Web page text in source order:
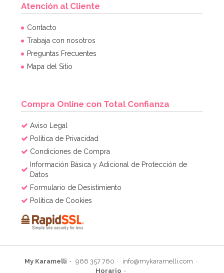
Atención al Cliente
Contacto
Trabaja con nosotros
Preguntas Frecuentes
Mapa del Sitio
Compra Online con Total Confianza
Aviso Legal
Política de Privacidad
Condiciones de Compra
Información Básica y Adicional de Protección de
Datos
Formulario de Desistimiento
Política de Cookies
My Karamelli 966 357 760
info@mykaramelli.com
Horario